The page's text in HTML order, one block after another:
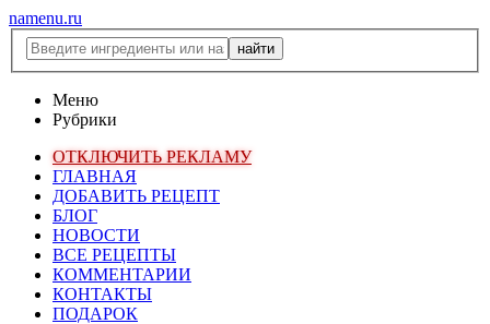
namenu.ru
Меню
Рубрики
ОТКЛЮЧИТЬ РЕКЛАМУ
ГЛАВНАЯ
ДОБАВИТЬ РЕЦЕПТ
БЛОГ
НОВОСТИ
ВСЕ РЕЦЕПТЫ
КОММЕНТАРИИ
КОНТАКТЫ
ПОДАРОК